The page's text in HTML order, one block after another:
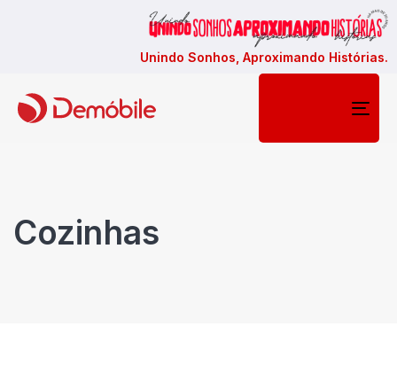
Unindo Sonhos, Aproximando Histórias.
Cozinhas